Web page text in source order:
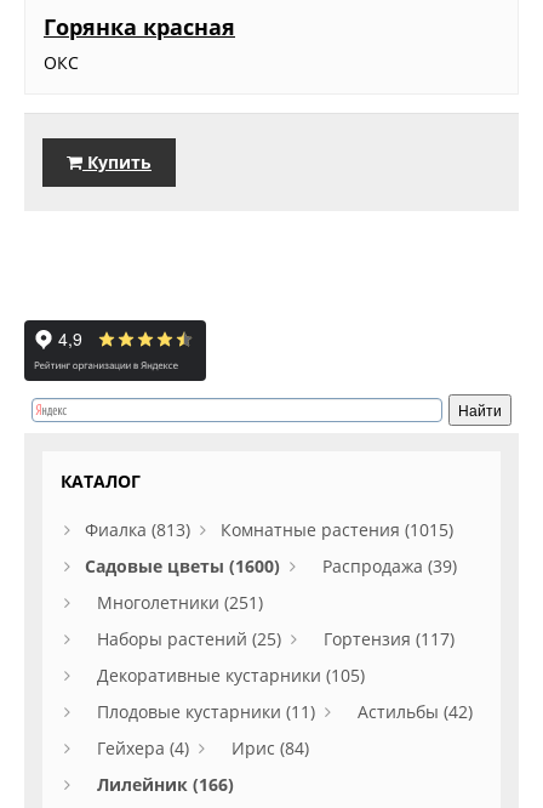
Горянка красная
ОКС
Купить
КАТАЛОГ
Фиалка (813)
Комнатные растения (1015)
Садовые цветы (1600)
Распродажа (39)
Многолетники (251)
Наборы растений (25)
Гортензия (117)
Декоративные кустарники (105)
Плодовые кустарники (11)
Астильбы (42)
Гейхера (4)
Ирис (84)
Лилейник (166)